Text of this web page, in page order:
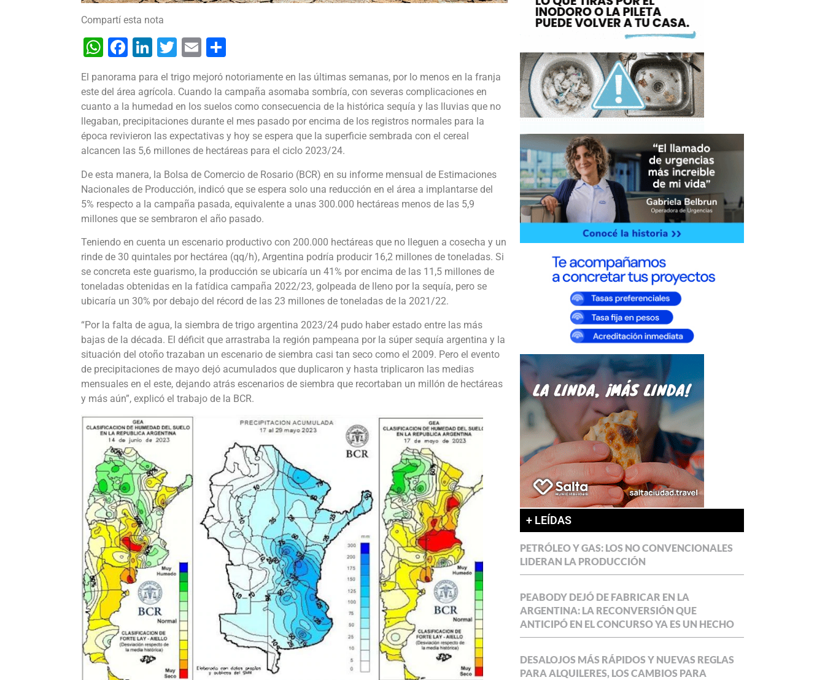
Compartí esta nota
WhatsApp
Facebook
LinkedIn
TwitterEmail
El panorama para el trigo mejoró notoriamente en las últimas semanas, por lo menos en la franja
este del área agrícola. Cuando la campaña asomaba sombría, con severas complicaciones en
cuanto a la humedad en los suelos como consecuencia de la histórica sequía y las lluvias que no
llegaban, precipitaciones durante el mes pasado por encima de los registros normales para la
época revivieron las expectativas y hoy se espera que la superficie sembrada con el cereal
alcancen las 5,6 millones de hectáreas para el ciclo 2023/24.
De esta manera, la Bolsa de Comercio de Rosario (BCR) en su informe mensual de Estimaciones
Nacionales de Producción, indicó que se espera solo una reducción en el área a implantarse del
5% respecto a la campaña pasada, equivalente a unas 300.000 hectáreas menos de las 5,9
millones que se sembraron el año pasado.
Teniendo en cuenta un escenario productivo con 200.000 hectáreas que no lleguen a cosecha y un
rinde de 30 quintales por hectárea (qq/h), Argentina podría producir 16,2 millones de toneladas. Si
se concreta este guarismo, la producción se ubicaría un 41% por encima de las 11,5 millones de
toneladas obtenidas en la fatídica campaña 2022/23, golpeada de lleno por la sequía, pero se
ubicaría un 30% por debajo del récord de las 23 millones de toneladas de la 2021/22.
“Por la falta de agua, la siembra de trigo argentina 2023/24 pudo haber estado entre las más
bajas de la década. El déficit que arrastraba la región pampeana por la súper sequía argentina y la
situación del otoño trazaban un escenario de siembra casi tan seco como el 2009. Pero el evento
de precipitaciones de mayo dejó acumulados que duplicaron y hasta triplicaron las medias
mensuales en el este, dejando atrás escenarios de siembra que recortaban un millón de hectáreas
y más aún”, explicó el trabajo de la BCR.
+ LEÍDAS
PETRÓLEO Y GAS: LOS NO CONVENCIONALES
LIDERAN LA PRODUCCIÓN
PEABODY DEJÓ DE FABRICAR EN LA
ARGENTINA: LA RECONVERSIÓN QUE
ANTICIPÓ EN EL CONCURSO YA ES UN HECHO
DESALOJOS MÁS RÁPIDOS Y NUEVAS REGLAS
PARA ALQUILERES, LOS CAMBIOS PARA